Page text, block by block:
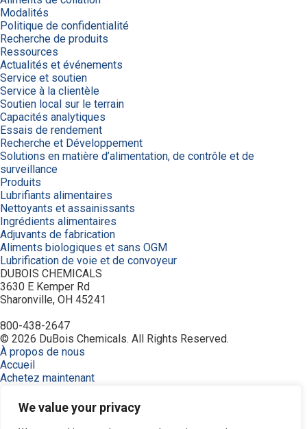
We value your privacy
Modalités
Politique de confidentialité
Recherche de produits
Ressources
Actualités et événements
Service et soutien
Service à la clientèle
Soutien local sur le terrain
Capacités analytiques
Essais de rendement
Recherche et Développement
Solutions en matière d’alimentation, de contrôle et de
surveillance
Produits
Lubrifiants alimentaires
Nettoyants et assainissants
Ingrédients alimentaires
Adjuvants de fabrication
Aliments biologiques et sans OGM
Lubrification de voie et de convoyeur
DUBOIS CHEMICALS
3630 E Kemper Rd
Sharonville, OH 45241
800-438-2647
© 2026 DuBois Chemicals. All Rights Reserved.
À propos de nous
Accueil
Achetez maintenant
Contactez-nous